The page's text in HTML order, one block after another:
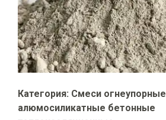
Категория: Смеси огнеупорные
алюмосиликатные бетонные